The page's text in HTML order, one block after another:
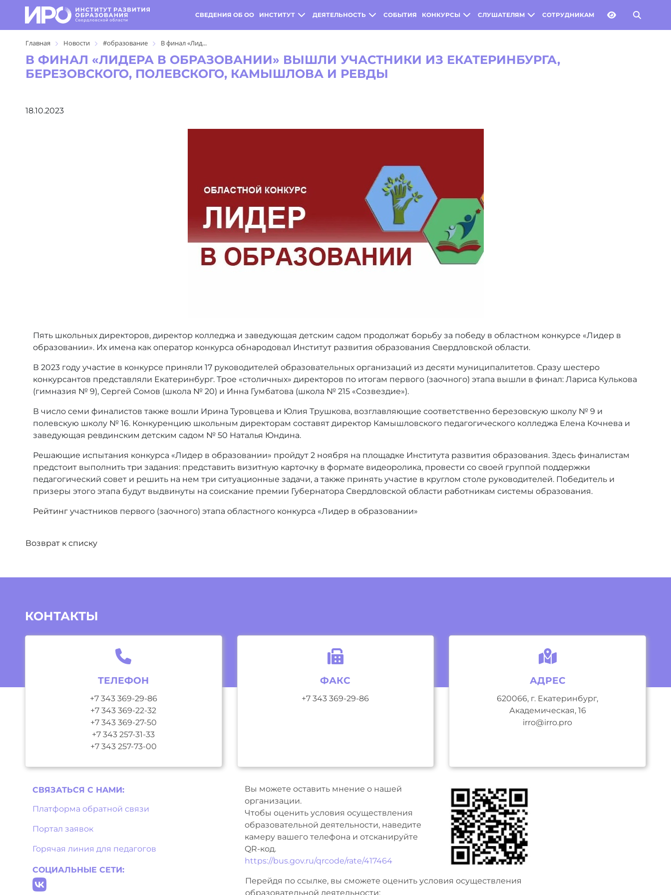
СВЕДЕНИЯ ОБ ОО ИНСТИТУТ ДЕЯТЕЛЬНОСТЬ СОБЫТИЯ КОНКУРСЫ СЛУШАТЕЛЯМ СОТРУДНИКАМ
Главная Новости #образование В финал «Лид...
В ФИНАЛ «ЛИДЕРА В ОБРАЗОВАНИИ» ВЫШЛИ УЧАСТНИКИ ИЗ ЕКАТЕРИНБУРГА,
БЕРЕЗОВСКОГО, ПОЛЕВСКОГО, КАМЫШЛОВА И РЕВДЫ
18.10.2023
Пять школьных директоров, директор колледжа и заведующая детским садом продолжат борьбу за победу в областном конкурсе «Лидер в
образовании». Их имена как оператор конкурса обнародовал Институт развития образования Свердловской области.
В 2023 году участие в конкурсе приняли 17 руководителей образовательных организаций из десяти муниципалитетов. Сразу шестеро
конкурсантов представляли Екатеринбург. Трое «столичных» директоров по итогам первого (заочного) этапа вышли в финал: Лариса Кулькова
(гимназия № 9), Сергей Сомов (школа № 20) и Инна Гумбатова (школа № 215 «Созвездие»).
В число семи финалистов также вошли Ирина Туровцева и Юлия Трушкова, возглавляющие соответственно березовскую школу № 9 и
полевскую школу № 16. Конкуренцию школьным директорам составят директор Камышловского педагогического колледжа Елена Кочнева и
заведующая ревдинским детским садом № 50 Наталья Юндина.
Решающие испытания конкурса «Лидер в образовании» пройдут 2 ноября на площадке Института развития образования. Здесь финалистам
предстоит выполнить три задания: представить визитную карточку в формате видеоролика, провести со своей группой поддержки
педагогический совет и решить на нем три ситуационные задачи, а также принять участие в круглом столе руководителей. Победитель и
призеры этого этапа будут выдвинуты на соискание премии Губернатора Свердловской области работникам системы образования.
Рейтинг участников первого (заочного) этапа областного конкурса «Лидер в образовании»
Возврат к списку
КОНТАКТЫ
ТЕЛЕФОН
+7 343 369-29-86
+7 343 369-22-32
+7 343 369-27-50
+7 343 257-31-33
+7 343 257-73-00
ФАКС
+7 343 369-29-86
АДРЕС
620066, г. Екатеринбург,
Академическая, 16
irro@irro.pro
СВЯЗАТЬСЯ С НAМИ:
Платформа обратной связи
Портал заявок
Горячая линия для педагогов
СОЦИАЛЬНЫЕ СЕТИ:
Вы можете оставить мнение о нашей
организации.
Чтобы оценить условия осуществления
образовательной деятельности, наведите
камеру вашего телефона и отсканируйте
QR-код.
https://bus.gov.ru/qrcode/rate/417464
Перейдя по ссылке, вы сможете оценить условия осуществления
образовательной деятельности: